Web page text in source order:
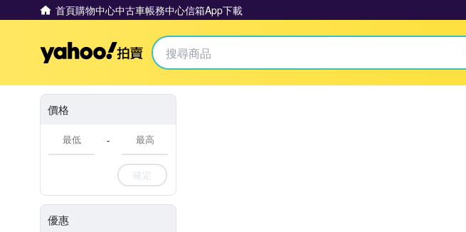
首頁購物中心中古車帳務中心信箱App下載
Yahoo拍賣
價格
-
確定
優惠